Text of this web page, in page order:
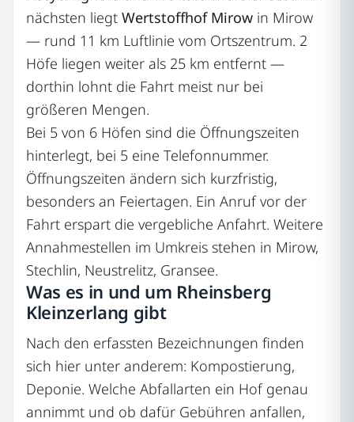
nächsten liegt Wertstoffhof Mirow in Mirow
— rund 11 km Luftlinie vom Ortszentrum. 2
Höfe liegen weiter als 25 km entfernt —
dorthin lohnt die Fahrt meist nur bei
größeren Mengen.
Bei 5 von 6 Höfen sind die Öffnungszeiten
hinterlegt, bei 5 eine Telefonnummer.
Öffnungszeiten ändern sich kurzfristig,
besonders an Feiertagen. Ein Anruf vor der
Fahrt erspart die vergebliche Anfahrt. Weitere
Annahmestellen im Umkreis stehen in Mirow,
Stechlin, Neustrelitz, Gransee.
Was es in und um Rheinsberg
Kleinzerlang gibt
Nach den erfassten Bezeichnungen finden
sich hier unter anderem: Kompostierung,
Deponie. Welche Abfallarten ein Hof genau
annimmt und ob dafür Gebühren anfallen,